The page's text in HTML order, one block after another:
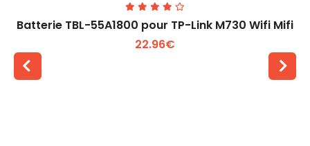
Batterie TBL-55A1800 pour TP-Link M730 Wifi Mifi
22.96€